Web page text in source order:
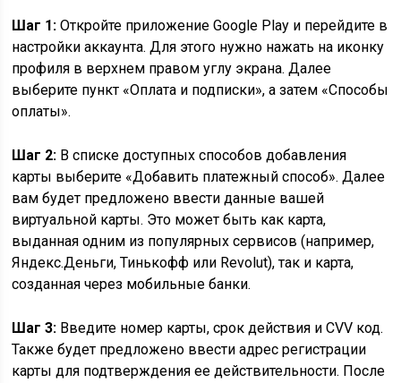
Шаг 1: Откройте приложение Google Play и перейдите в
настройки аккаунта. Для этого нужно нажать на иконку
профиля в верхнем правом углу экрана. Далее
выберите пункт «Оплата и подписки», а затем «Способы
оплаты».
Шаг 2: В списке доступных способов добавления
карты выберите «Добавить платежный способ». Далее
вам будет предложено ввести данные вашей
виртуальной карты. Это может быть как карта,
выданная одним из популярных сервисов (например,
Яндекс.Деньги, Тинькофф или Revolut), так и карта,
созданная через мобильные банки.
Шаг 3: Введите номер карты, срок действия и CVV код.
Также будет предложено ввести адрес регистрации
карты для подтверждения ее действительности. После